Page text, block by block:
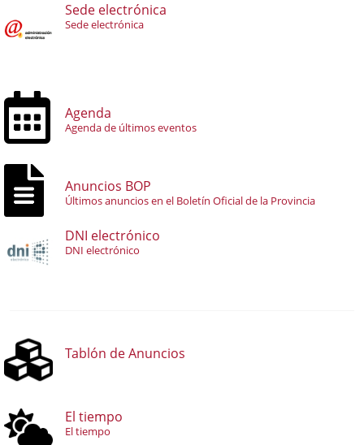
Sede electrónica
Sede electrónica
Agenda
Agenda de últimos eventos
Anuncios BOP
Últimos anuncios en el Boletín Oficial de la Provincia
DNI electrónico
DNI electrónico
Tablón de Anuncios
El tiempo
El tiempo